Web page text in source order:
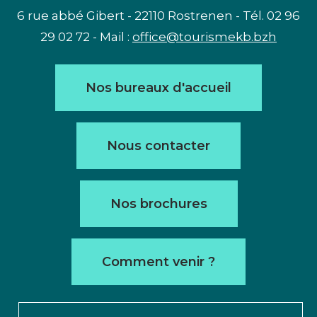
6 rue abbé Gibert - 22110 Rostrenen - Tél. 02 96
29 02 72 - Mail : office@tourismekb.bzh
Nos bureaux d'accueil
Nous contacter
Nos brochures
Comment venir ?